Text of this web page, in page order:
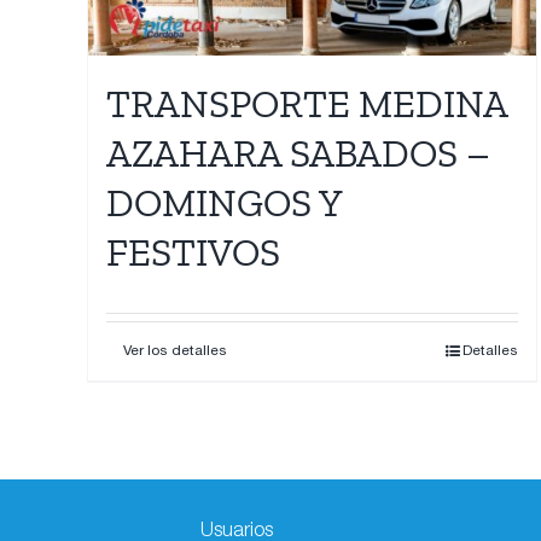
TRANSPORTE MEDINA
AZAHARA SABADOS –
DOMINGOS Y
FESTIVOS
Ver los detalles Detalles
Usuarios